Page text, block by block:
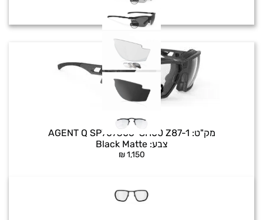
Agent Q SH
מק"ט: AGENT Q SP707306-SH00 Z87-1
צבע:Black Matte
₪1,150